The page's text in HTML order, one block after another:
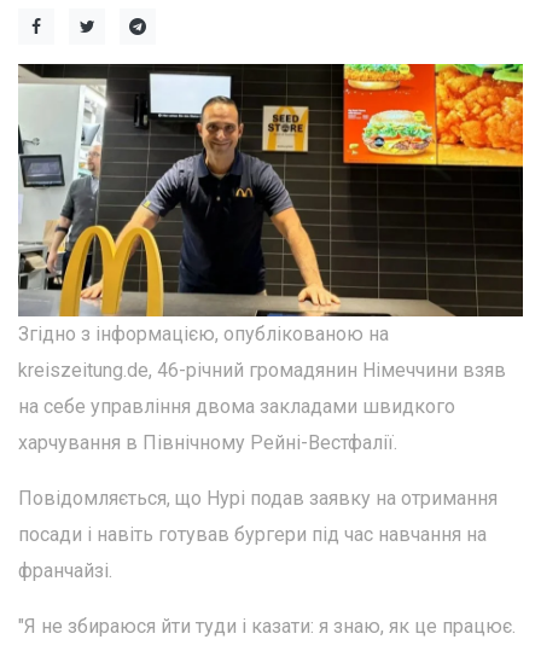
Згідно з інформацією, опублікованою на
kreiszeitung.de, 46-річний громадянин Німеччини взяв
на себе управління двома закладами швидкого
харчування в Північному Рейні-Вестфалії.
Повідомляється, що Нурі подав заявку на отримання
посади і навіть готував бургери під час навчання на
франчайзі.
"Я не збираюся йти туди і казати: я знаю, як це працює.